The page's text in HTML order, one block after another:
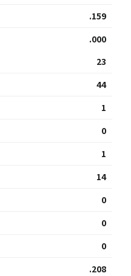
.159
.000
23
44
1
0
1
14
0
0
0
.208